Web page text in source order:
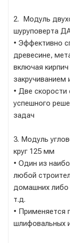
2. Модуль
шуруповерта
• Эффективно
древесине,
включая
закручиванием
• Две
успешного
задач
3. Модуль
круг 125 мм
• Один из
любой
домашних либо
т.д.
• Применяется
шлифовальных